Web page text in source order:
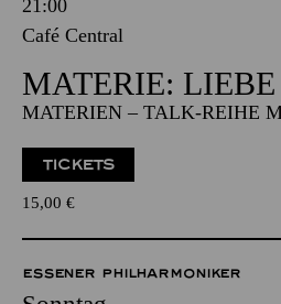
Samstag
10.10.2026
21:00
Café Central
MATERIE: LIEBE
MATERIEN – TALK-REIHE
15,00€